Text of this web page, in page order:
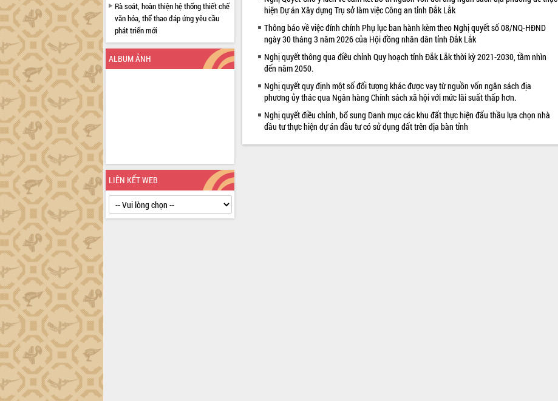
Rà soát, hoàn thiện hệ thống thiết chế
văn hóa, thể thao đáp ứng yêu cầu
phát triển mới
Thường trực HĐND tỉnh Đắk Lắk gặp
mặt Đoàn chuyên gia y tế TP. Hồ Chí
Minh
trường Nguyễn Hoàng Hiệp khảo sát
vùng trồng và doanh nghiệp đóng gói
sầu riêng tại Đắk Lắk
Trình diễn nghệ thuật chế biến các
món ăn từ sầu riêng
ALBUM ẢNH
LIÊN KẾT WEB
hiện Dự án Xây dựng Trụ sở làm việc Công an tỉnh Đắk Lắk
Thông báo về việc đính chính Phụ lục ban hành kèm theo Nghị quyết số 08/NQ-HĐND
ngày 30 tháng 3 năm 2026 của Hội đồng nhân dân tỉnh Đắk Lắk
Nghị quyết thông qua điều chỉnh Quy hoạch tỉnh Đắk Lắk thời kỳ 2021-2030, tầm nhìn
đến năm 2050.
Nghị quyết quy định một số đối tượng khác được vay từ nguồn vốn ngân sách địa
phương ủy thác qua Ngân hàng Chính sách xã hội với mức lãi suất thấp hơn.
Nghị quyết điều chỉnh, bổ sung Danh mục các khu đất thực hiện đấu thầu lựa chọn nhà
đầu tư thực hiện dự án đầu tư có sử dụng đất trên địa bàn tỉnh